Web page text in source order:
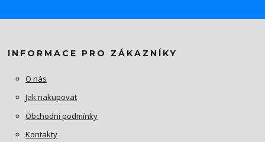
INFORMACE PRO ZÁKAZNÍKY
O nás
Jak nakupovat
Obchodní podmínky
Kontakty